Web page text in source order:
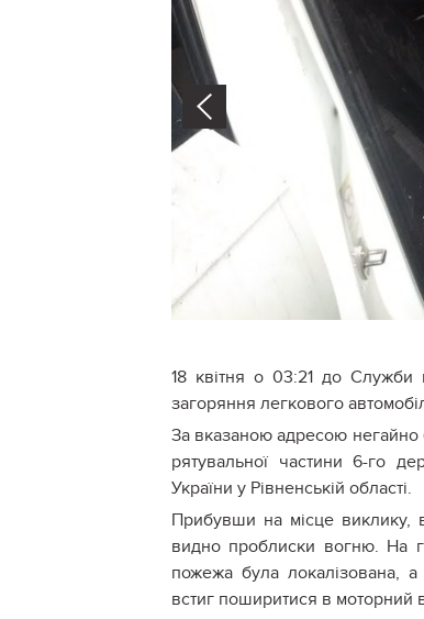
18 квітня о 03:21 до Служби
загоряння легкового
За вказаною адресою негайно
рятувальної частини 6-го
України у Рівненській області.
Прибувши на місце виклику,
видно проблиски вогню. На
пожежа була локалізована,
встиг поширитися в моторний